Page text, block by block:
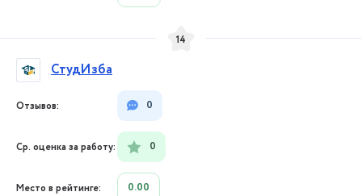
14
СтудИзба
0
0
0.00